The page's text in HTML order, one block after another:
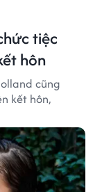
tiệc
hôn
cũng
kết hôn,